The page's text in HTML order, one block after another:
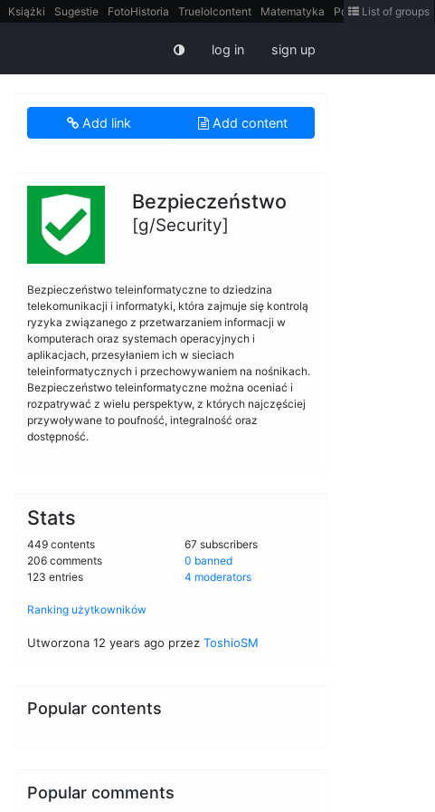
Książki Sugestie FotoHistoria Truelolcontent Matematyka Polska
intern
List of groups
log in sign up
Add link Add content
Bezpieczeństwo
[g/Security]
Bezpieczeństwo teleinformatyczne to dziedzina
telekomunikacji i informatyki, która zajmuje się kontrolą
ryzyka związanego z przetwarzaniem informacji w
komputerach oraz systemach operacyjnych i
aplikacjach, przesyłaniem ich w sieciach
teleinformatycznych i przechowywaniem na nośnikach.
Bezpieczeństwo teleinformatyczne można oceniać i
rozpatrywać z wielu perspektyw, z których najczęściej
przywoływane to poufność, integralność oraz
dostępność.
Stats
449 contents
206 comments
123 entries
67 subscribers
0 banned
4 moderators
Ranking użytkowników
Utworzona 12 years ago przez ToshioSM
Popular contents
Popular comments